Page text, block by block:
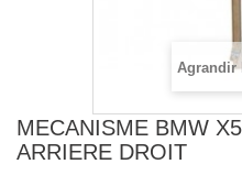
Agrandir
MECANISME BMW
ARRIERE DROIT